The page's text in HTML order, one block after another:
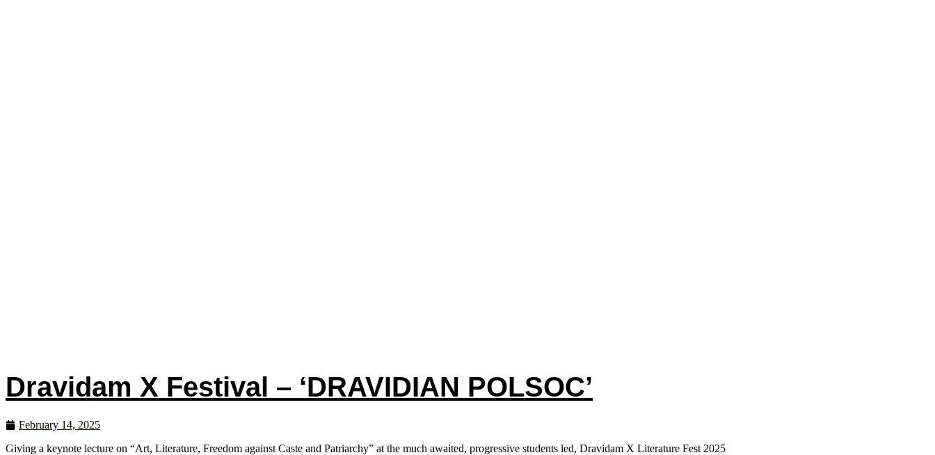
Dravidam X Festival – ‘DRAVIDIAN POLSOC’
February 14, 2025
Giving a keynote lecture on “Art, Literature, Freedom against Caste and Patriarchy” at the much awaited, progressive students led, Dravidam X Literature Fest 2025